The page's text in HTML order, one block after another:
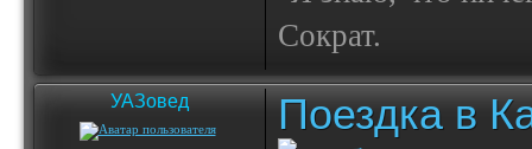
Сократ.
УАЗовед Поездка в